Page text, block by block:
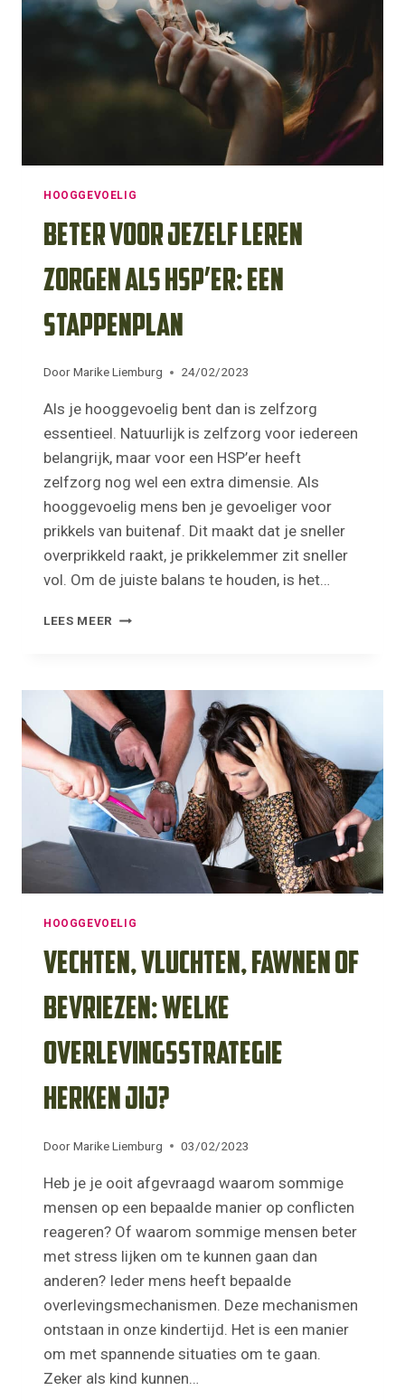
HOOGGEVOELIG
Beter voor jezelf leren
zorgen als HSP’er: een
stappenplan
DoorMarike Liemburg 24/02/2023
Als je hooggevoelig bent dan is zelfzorg
essentieel. Natuurlijk is zelfzorg voor iedereen
belangrijk, maar voor een HSP’er heeft
zelfzorg nog wel een extra dimensie. Als
hooggevoelig mens ben je gevoeliger voor
prikkels van buitenaf. Dit maakt dat je sneller
overprikkeld raakt, je prikkelemmer zit sneller
vol. Om de juiste balans te houden, is het…
LEES MEER BETER
ZORGEN
ALS
HSP’ER:
EEN
STAPPENPLAN
HOOGGEVOELIG
Vechten, vluchten, fawnen of
bevriezen: welke
overlevingsstrategie
herken jij?
DoorMarike Liemburg 03/02/2023
Heb je je ooit afgevraagd waarom sommige
mensen op een bepaalde manier op conflicten
reageren? Of waarom sommige mensen beter
met stress lijken om te kunnen gaan dan
anderen? Ieder mens heeft bepaalde
overlevingsmechanismen. Deze mechanismen
ontstaan in onze kindertijd. Het is een manier
om met spannende situaties om te gaan.
Zeker als kind kunnen…